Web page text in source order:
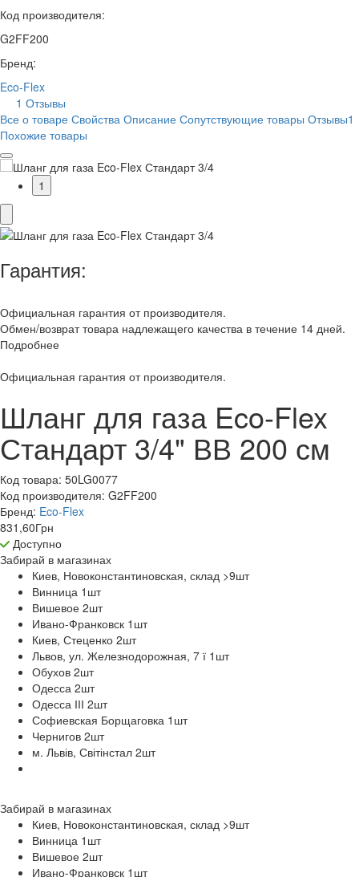
Код производителя:
G2FF200
Бренд:
Eco-Flex
1 Отзывы
Все о товаре Свойства Описание Сопутствующие товары Отзывы1
Похожие товары
1
Гарантия:
Официальная гарантия от производителя.
Обмен/возврат товара надлежащего качества в течение 14 дней.
Подробнее
Официальная гарантия от производителя.
Шланг для газа Eco-Flex
Стандарт 3/4" ВВ 200 см
Код товара: 50LG0077
Код производителя: G2FF200
Бренд: Eco-Flex
831,60Грн
Доступно
Забирай в магазинах
Киев, Новоконстантиновская, склад >9шт
Винница 1 шт
Вишевое 2шт
Ивано-Франковск 1 шт
Киев, Стеценко 2шт
Львов, ул. Железнодорожная, 7 ї 1 шт
Обухов 2шт
Одесса 2шт
Одесса ІІІ 2шт
Софиевская Борщаговка 1 шт
Чернигов 2шт
м. Львів, Світінстал 2шт
Забирай в магазинах
Киев, Новоконстантиновская, склад >9шт
Винница 1 шт
Вишевое 2шт
Ивано-Франковск 1 шт